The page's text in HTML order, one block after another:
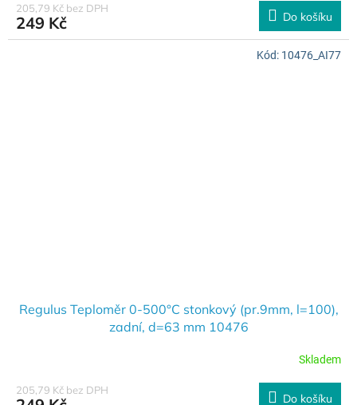
205,79 Kč bez DPH
249 Kč Do košíku
Regulus Teploměr 0-500°C stonkový (pr.9mm, l=100),
zadní, d=63 mm 10476
Skladem
205,79 Kč bez DPH
Do košíku
Kód: 10476_AI77